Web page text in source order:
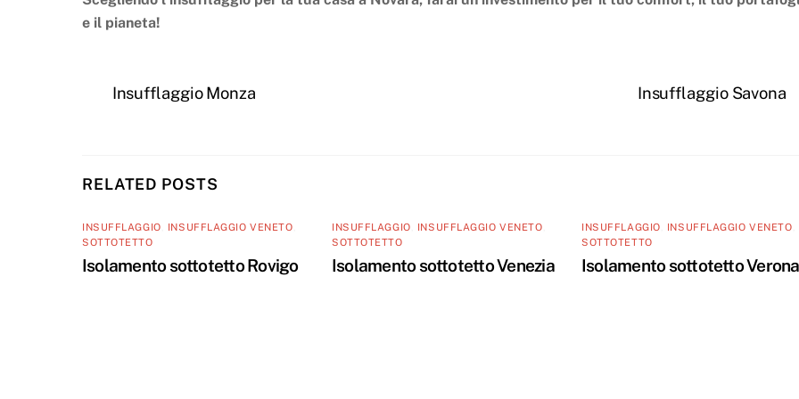
e il pianeta!
Insufflaggio Monza Insufflaggio Savona
RELATED POSTS
INSUFFLAGGIO INSUFFLAGGIO VENETO
SOTTOTETTO
Isolamento sottotetto Rovigo
INSUFFLAGGIO INSUFFLAGGIO VENETO
SOTTOTETTO
Isolamento sottotetto Venezia
INSUFFLAGGIO INSUFFLAGGIO VENETO
SOTTOTETTO
Isolamento sottotetto Verona